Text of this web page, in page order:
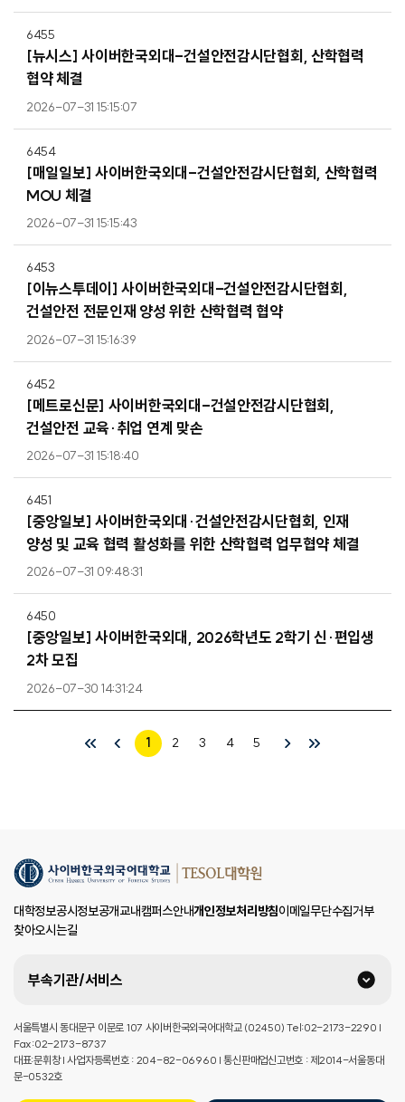
6455
[뉴시스] 사이버한국외대-건설안전감시단협회, 산학협력
협약 체결
2026-07-31 15:15:07
6454
[매일일보] 사이버한국외대-건설안전감시단협회, 산학협력
MOU 체결
2026-07-31 15:15:43
6453
[이뉴스투데이] 사이버한국외대-건설안전감시단협회,
건설안전 전문인재 양성 위한 산학협력 협약
2026-07-31 15:16:39
6452
[메트로신문] 사이버한국외대-건설안전감시단협회,
건설안전 교육·취업 연계 맞손
2026-07-31 15:18:40
6451
[중앙일보] 사이버한국외대·건설안전감시단협회, 인재
양성 및 교육 협력 활성화를 위한 산학협력 업무협약 체결
2026-07-31 09:48:31
6450
[중앙일보] 사이버한국외대, 2026학년도 2학기 신·편입생
2차 모집
2026-07-30 14:31:24
1 2 3 4 5
대학정보공시정보공개교내캠퍼스안내개인정보처리방침이메일무단수집거부
찾아오시는길
부속기관/서비스
서울특별시 동대문구 이문로 107 사이버한국외국어대학교 (02450) Tel:02-2173-2290 |
Fax:02-2173-8737
대표:문휘창 | 사업자등록번호 : 204-82-06960 | 통신판매업신고번호 : 제2014-서울동대
문-0532호